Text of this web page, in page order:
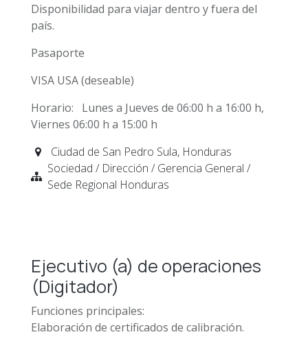
Disponibilidad para viajar dentro y fuera del
país.
Pasaporte
VISA USA (deseable)
Horario: Lunes a Jueves de 06:00 h a 16:00 h,
Viernes 06:00 h a 15:00 h
Ciudad de San Pedro Sula, Honduras
Sociedad / Dirección / Gerencia General /
Sede Regional Honduras
Ejecutivo (a) de operaciones
(Digitador)
Funciones principales:
Elaboración de certificados de calibración.